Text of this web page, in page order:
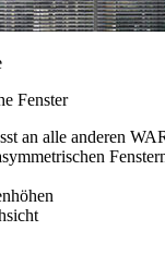
Fenster
an alle anderen